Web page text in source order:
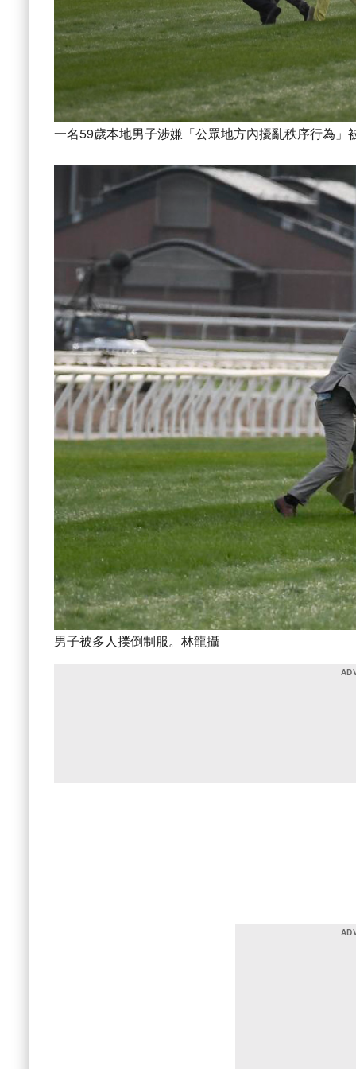
一名59歲本地男子涉嫌「公眾地方內擾亂秩序行為」
男子被多人撲倒制服。林龍攝